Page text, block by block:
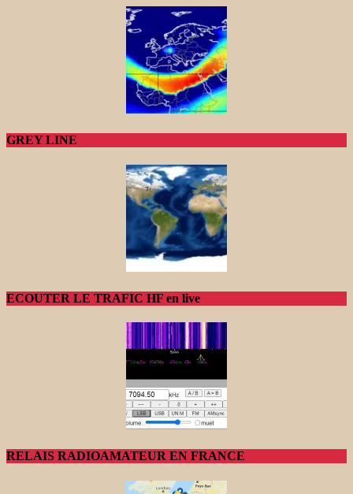
GREY LINE
ECOUTER LE TRAFIC HF en live
RELAIS RADIOAMATEUR EN FRANCE